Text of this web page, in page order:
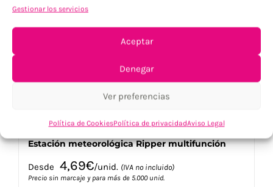
Gestionar los servicios
Aceptar
Denegar
Ver preferencias
Política de CookiesPolítica de privacidadAviso Legal
pueden
elegir
página
de
Estación meteorológica Ripper multifunción
Desde 4,69€/unid. (IVA no incluido)
Precio sin marcaje y para más de 5.000 unid.